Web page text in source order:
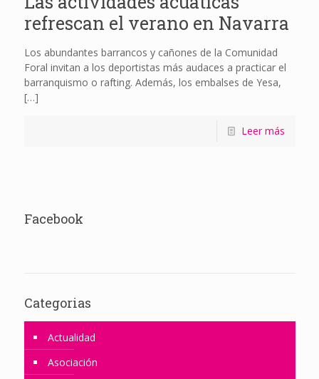
refrescan el verano en Navarra
Los abundantes barrancos y cañones de la Comunidad
Foral invitan a los deportistas más audaces a practicar el
barranquismo o rafting. Además, los embalses de Yesa,
[…]
Leer más
Facebook
Categorias
Actualidad
Asociación